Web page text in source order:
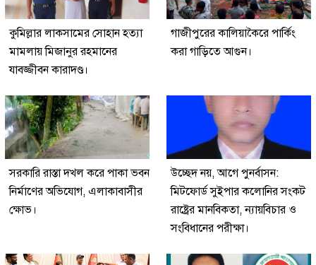
কুমিল্লার লাকসামের সোহান হত্যা
মামলায় মিজানুর রহমানের
যাবজ্জীবন কারাদণ্ড।
গাজীপুরের কালিয়াকৈরে পার্কিং
করা গাড়িতে আগুন।
সরকারি রাস্তা দখল করে পাকা ভবন
নির্মাণের অভিযোগ, এলাকাবাসীর
ক্ষোভ।
উচ্ছেদ নয়, আগে পুনর্বাসন:
মিটফোর্ড সুইপার কলোনির সংকট
রাষ্ট্রের মানবিকতা, ন্যায়বিচার ও
সংবিধানের পরীক্ষা।